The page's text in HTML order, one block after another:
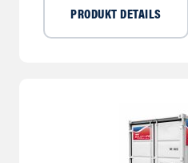
PRODUKT DETAILS